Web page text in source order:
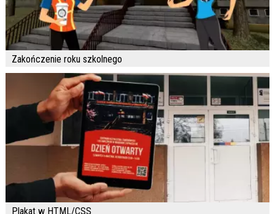
Zakończenie roku szkolnego
Plakat w HTML/CSS